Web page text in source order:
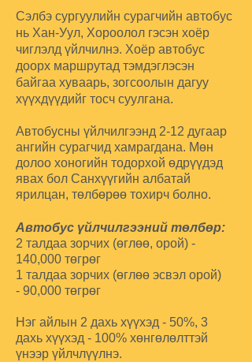
Сэлбэ сургуулийн сурагчийн автобус
нь Хан-Уул, Хороолол гэсэн хоёр
чиглэлд үйлчилнэ. Хоёр автобус
доорх маршрутад тэмдэглэсэн
байгаа хуваарь, зогсоолын дагуу
хүүхдүүдийг тосч суулгана.
Автобусны үйлчилгээнд 2-12 дугаар
ангийн сурагчид хамрагдана. Мөн
долоо хоногийн тодорхой өдрүүдэд
явах бол Санхүүгийн албатай
ярилцан, төлбөрөө тохирч болно.
Автобус үйлчилгээний төлбөр:
2 талдаа зорчих (өглөө, орой) -
140,000 төгрөг
1 талдаа зорчих (өглөө эсвэл орой)
- 90,000 төгрөг
Нэг айлын 2 дахь хүүхэд - 50%, 3
дахь хүүхэд - 100% хөнгөлөлттэй
үнээр үйлчлүүлнэ.